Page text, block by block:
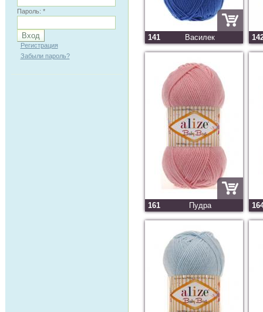
Пароль: *
Регистрация
Забыли пароль?
141 Василек
161 Пудра